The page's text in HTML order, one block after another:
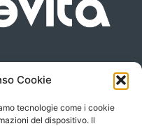
Cookie
tecnologie come i cookie
del dispositivo. Il